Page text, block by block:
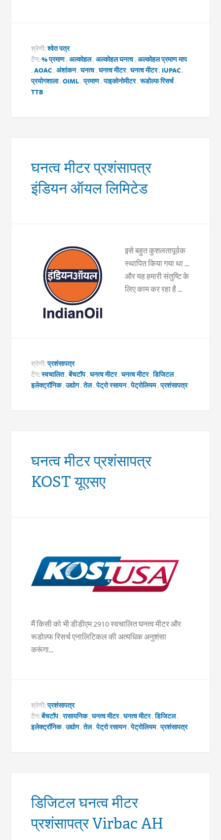
श्रेणी:श्वेत पत्र
टैग:% प्रमाण,अल्कोहल,अल्कोहल घनत्व,अल्कोहल प्रमाण माप
,AOAC ,अंशांकन,घनत्व,घनत्व मीटर,घनत्व मीटर, IUPAC ,
प्रयोगशाला,OIML ,प्रमाण,पाइकोनोमीटर,रूडोल्फ रिसर्च,
TTB
घनत्व मीटर प्रशंसापत्र
इंडियन ऑयल लिमिटेड
इसे बहुत कुशलतापूर्वक
स्थापित किया गया था ...
और यह हमारी संतुष्टि के
लिए काम कर रहा है ...
श्रेणी:प्रशंसापत्र
टैग:स्वचालित,बेंचटॉप,घनत्व मीटर,घनत्व मीटर,डिजिटल,
इलेक्ट्रॉनिक,उद्योग,तेल,पेट्रो रसायन,पेट्रोलियम,प्रशंसापत्र
घनत्व मीटर प्रशंसापत्र
KOST यूएसए
मैं किसी को भी डीडीएम 2910 स्वचालित घनत्व मीटर और
रूडोल्फ रिसर्च एनालिटिकल की अत्यधिक अनुशंसा
करूंगा...
श्रेणी:प्रशंसापत्र
टैग:बेंचटॉप,रासायनिक,घनत्व मीटर,घनत्व मीटर,डिजिटल,
इलेक्ट्रॉनिक,उद्योग,तेल,पेट्रो रसायन,पेट्रोलियम,प्रशंसापत्र
डिजिटल घनत्व मीटर
प्रशंसापत्र Virbac AH